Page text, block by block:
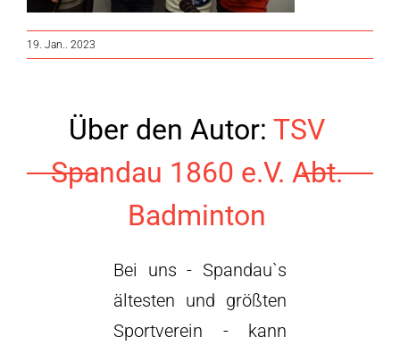
19. Jan.. 2023
Über den Autor: TSV
Spandau 1860 e.V. Abt.
Badminton
Bei uns - Spandau`s
ältesten und größten
Sportverein - kann